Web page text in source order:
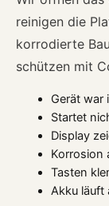
reinigen die
korrodierte
schützen mit
Gerät war
Startet
Display
Korrosion
Tasten
Akku läuft